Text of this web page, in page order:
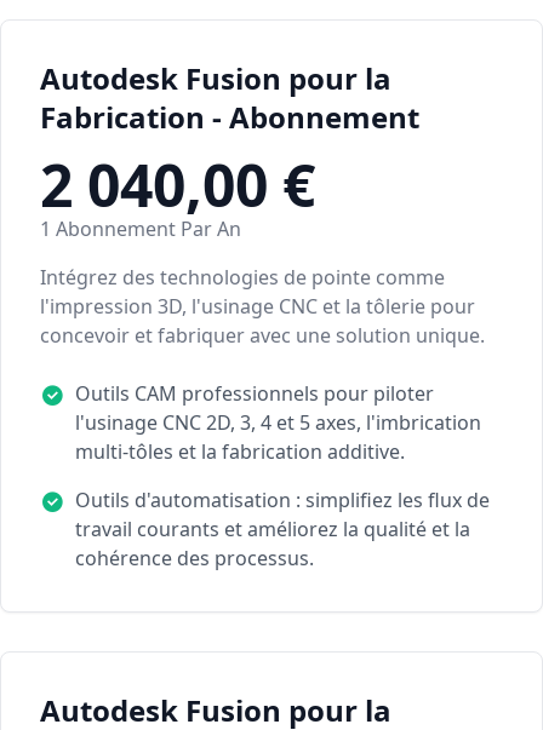
Autodesk Fusion pour la
Fabrication - Abonnement
2 040,00 €
1 Abonnement Par An
Intégrez des technologies de pointe comme
l'impression 3D, l'usinage CNC et la tôlerie pour
concevoir et fabriquer avec une solution unique.
Outils CAM professionnels pour piloter
l'usinage CNC 2D, 3, 4 et 5 axes, l'imbrication
multi-tôles et la fabrication additive.
Outils d'automatisation : simplifiez les flux de
travail courants et améliorez la qualité et la
cohérence des processus.
Autodesk Fusion pour la